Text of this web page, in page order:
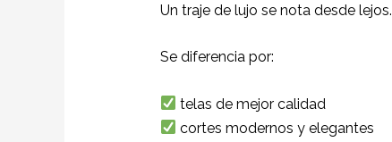
Un traje de lujo se nota desde lejos.
Se diferencia por:
telas de mejor calidad
cortes modernos y elegantes